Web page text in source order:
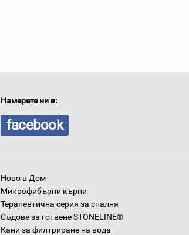
Намерете ни в:
facebook
Ново в Дом
Микрофибърни кърпи
Терапевтична серия за спалня
Съдове за готвене STONELINE®
Кани за филтриране на вода